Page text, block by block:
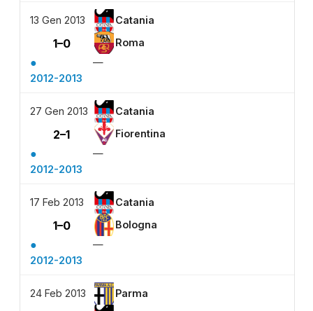
13 Gen 2013 Catania
1–0 Roma
●
—
2012-2013
27 Gen 2013 Catania
2–1 Fiorentina
●
—
2012-2013
17 Feb 2013 Catania
1–0 Bologna
●
—
2012-2013
24 Feb 2013 Parma